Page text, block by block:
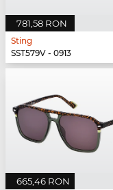
781,58 RON
Sting
SST579V - 0913
665,46 RON